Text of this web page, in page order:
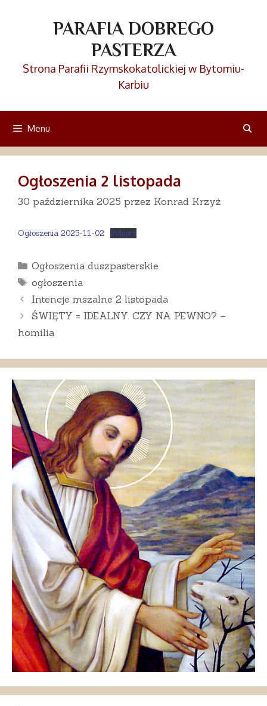
PARAFIA DOBREGO
PASTERZA
Strona Parafii Rzymskokatolickiej w Bytomiu-
Karbiu
Menu
Ogłoszenia 2 listopada
30 października 2025 przez Konrad Krzyż
Ogłoszenia 2025-11-02 Pobierz
Kategorie
Ogłoszenia duszpasterskie
Tagi
ogłoszenia
Intencje mszalne 2 listopada
ŚWIĘTY = IDEALNY. CZY NA PEWNO? –
homilia